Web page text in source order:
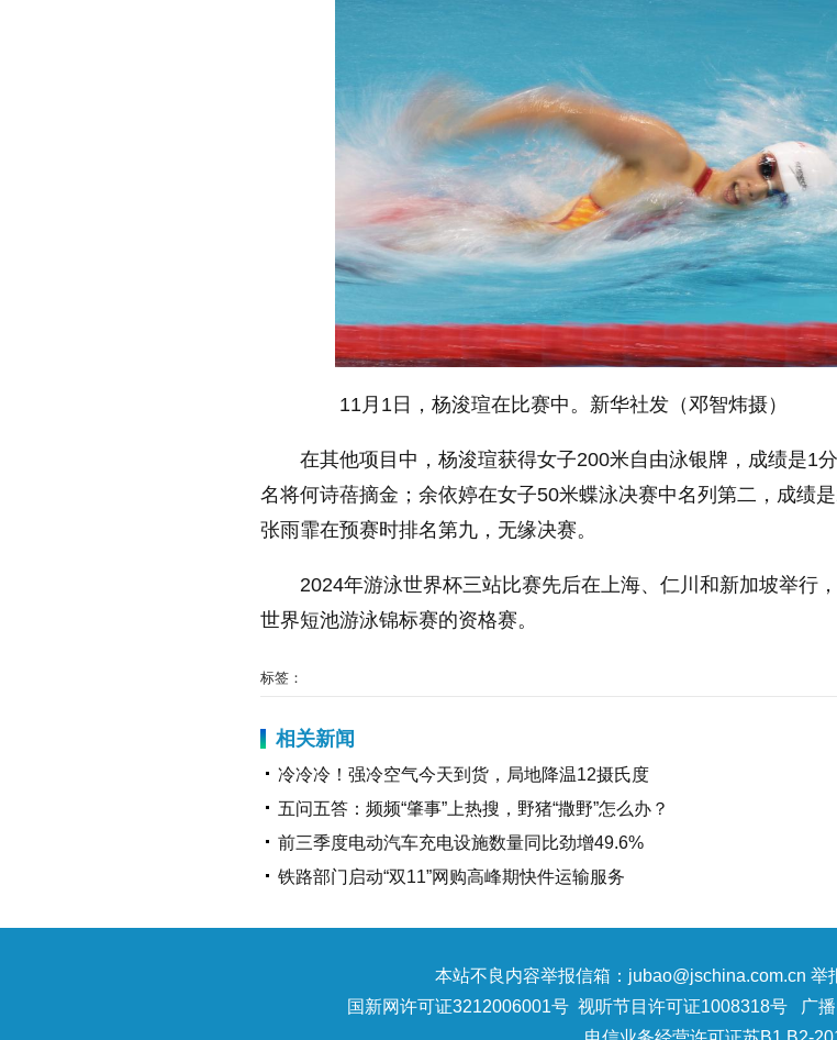
11月1日，杨浚瑄在比赛中。新华社发（邓智炜摄）
在其他项目中，杨浚瑄获得女子200米自由泳银牌，成绩是1
名将何诗蓓摘金；余依婷在女子50米蝶泳决赛中名列第二，成绩
张雨霏在预赛时排名第九，无缘决赛。
2024年游泳世界杯三站比赛先后在上海、仁川和新加坡举行
世界短池游泳锦标赛的资格赛。
标签：
相关新闻
冷冷冷！强冷空气今天到货，局地降温12摄氏度
五问五答：频频“肇事”上热搜，野猪“撒野”怎么办？
前三季度电动汽车充电设施数量同比劲增49.6%
铁路部门启动“双11”网购高峰期快件运输服务
本站不良内容举报信箱：jubao@jschina.com.cn 举
国新网许可证3212006001号 视听节目许可证1008318号
广